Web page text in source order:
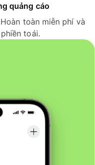
quảng cáo
toàn miễn phí và
toái.